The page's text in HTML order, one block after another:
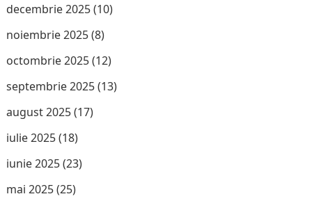
decembrie 2025(10)
noiembrie 2025(8)
octombrie 2025(12)
septembrie 2025(13)
august 2025(17)
iulie 2025(18)
iunie 2025(23)
mai 2025(25)